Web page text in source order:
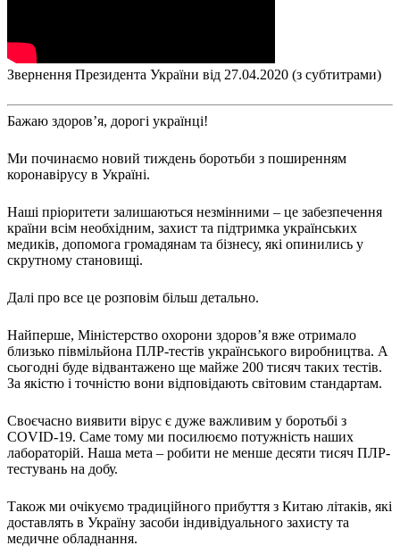
Рекорди УТОГ
Видання УТОГ
Посилання сторінок УТОГ
Контакти
Навчальні програми
Дошкільна освіта
Для абітурієнтів
Уроки
Українська жестова мова
Географія
Правознавство
Я досліджую світ
Реєстр перекладачів жестової мови Українського
товариства глухих
Підготовка перекладачів
"Сервіс УТОГ"
Безбар'єрність для глухих
Вінницька область
Волинська область
Донецька область
Житомирська область
Закарпатська область
Звернення Президента України від 27.04.2020 (з субтитрами)
Бажаю здоров’я, дорогі українці!
Ми починаємо новий тиждень боротьби з поширенням
коронавірусу в Україні.
Наші пріоритети залишаються незмінними – це забезпечення
країни всім необхідним, захист та підтримка українських
медиків, допомога громадянам та бізнесу, які опинились у
скрутному становищі.
Далі про все це розповім більш детально.
Найперше, Міністерство охорони здоров’я вже отримало
близько півмільйона ПЛР-тестів українського виробництва. А
сьогодні буде відвантажено ще майже 200 тисяч таких тестів.
За якістю і точністю вони відповідають світовим стандартам.
Своєчасно виявити вірус є дуже важливим у боротьбі з
COVID-19. Саме тому ми посилюємо потужність наших
лабораторій. Наша мета – робити не менше десяти тисяч ПЛР-
тестувань на добу.
Також ми очікуємо традиційного прибуття з Китаю літаків, які
доставлять в Україну засоби індивідуального захисту та
медичне обладнання.